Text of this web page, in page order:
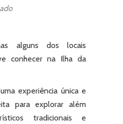
alguns dos locais
conhecer na Ilha da
experiência única e
para explorar além
tradicionais e